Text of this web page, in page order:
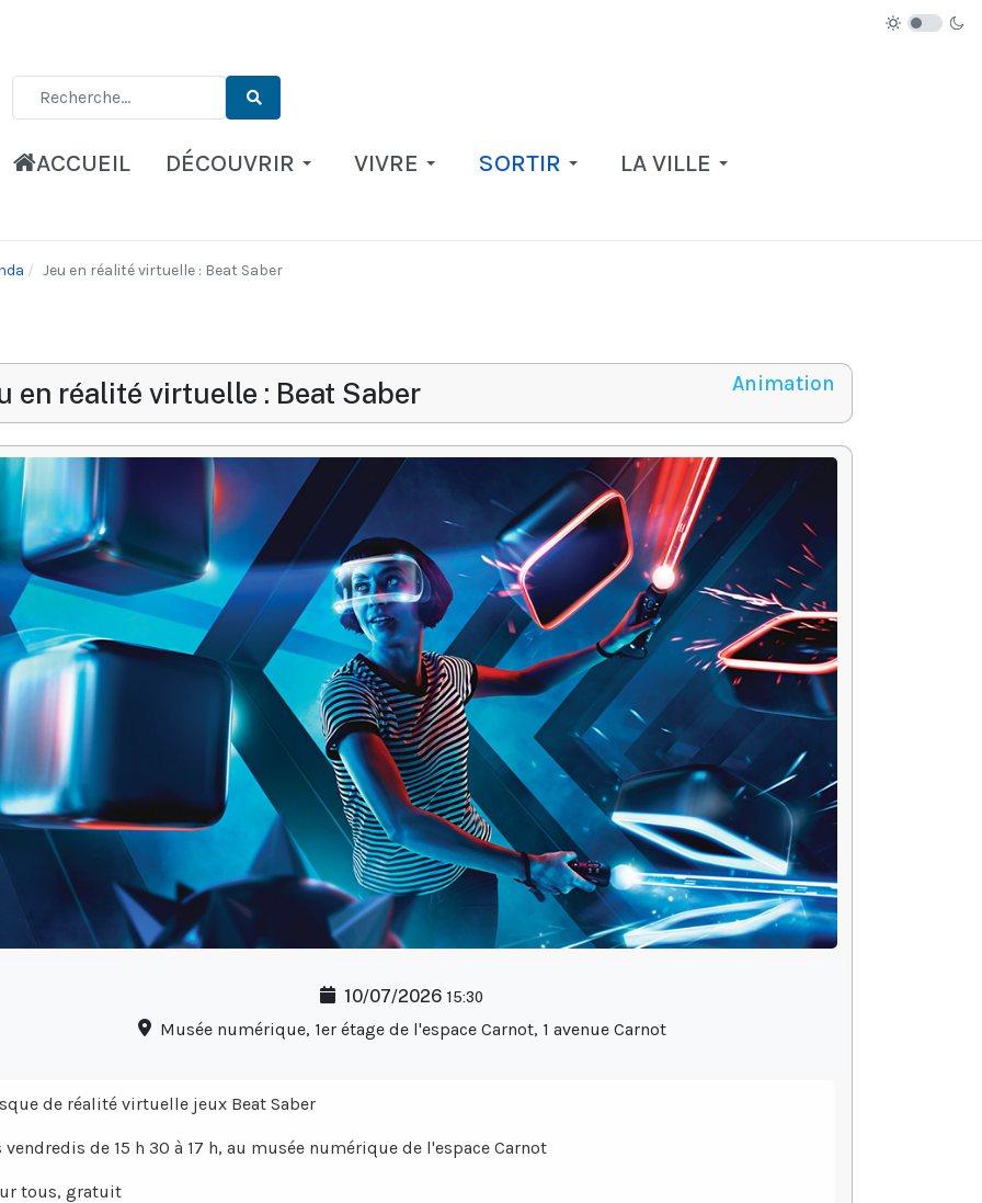
ACCUEIL DÉCOUVRIR VIVRE SORTIR LA VILLE
Jeu en réalité virtuelle : Beat Saber
en réalité virtuelle : Beat Saber Animation
10/07/2026 15:30
Musée numérique, 1er étage de l'espace Carnot, 1 avenue Carnot
de réalité virtuelle jeux Beat Saber
vendredis de 15 h 30 à 17 h, au musée numérique de l'espace Carnot
tous, gratuit